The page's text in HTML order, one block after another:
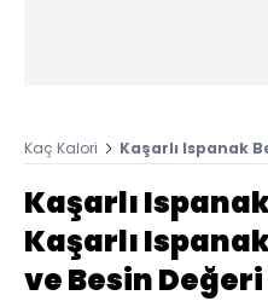
Kaç Kalori Kaşarlı Ispanak
Kaşarlı
Kaşarlı
ve Besin Değeri